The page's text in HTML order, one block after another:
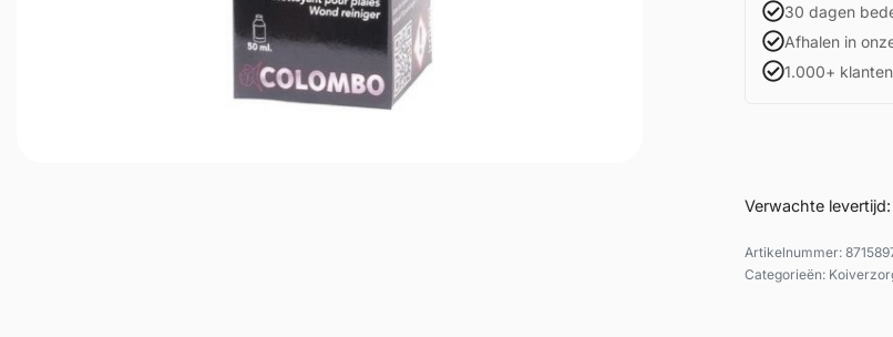
30 dagen
Afhalen in
1.000+
Verwachte levertijd:
Categorieën: